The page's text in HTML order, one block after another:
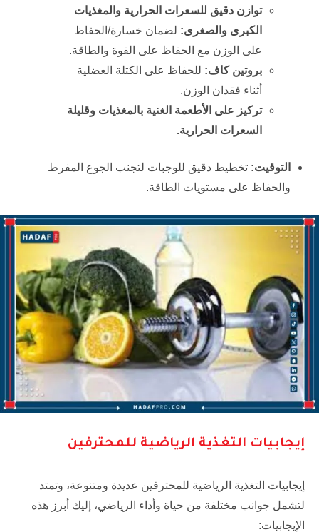
توازن دقيق للسعرات الحرارية والمغذيات
الكبرى والصغرى: لضمان خسارة/الحفاظ
على الوزن مع الحفاظ على القوة والطاقة.
بروتين كاف: للحفاظ على الكتلة العضلية
أثناء فقدان الوزن.
تركيز على الأطعمة الغنية بالمغذيات وقليلة
السعرات الحرارية.
التوقيت: تخطيط دقيق للوجبات لتجنب الجوع المفرط
والحفاظ على مستويات الطاقة.
إيجابيات التغذية الرياضية للمحترفين
إيجابيات التغذية الرياضية للمحترفين عديدة ومتنوعة، وتمتد
لتشمل جوانب مختلفة من حياة وأداء الرياضي، إليك أبرز هذه
الإيجابيات: